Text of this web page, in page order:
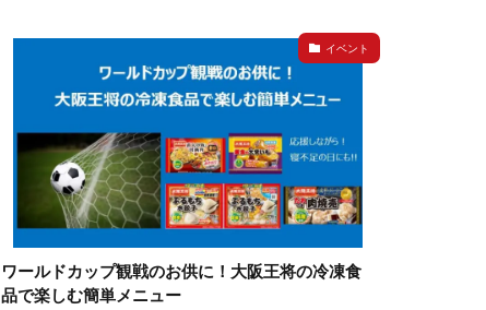
イベント
ワールドカップ観戦のお供に！大阪王将の冷凍食
品で楽しむ簡単メニュー